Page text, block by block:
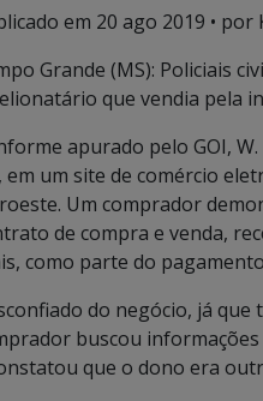
em 20 ago 2019 • por
Grande (MS): Policiais
que vendia pela
apurado pelo GOI,
em um site de comércio
Um comprador
de compra e venda,
como parte do
do negócio, já
buscou
que o dono era